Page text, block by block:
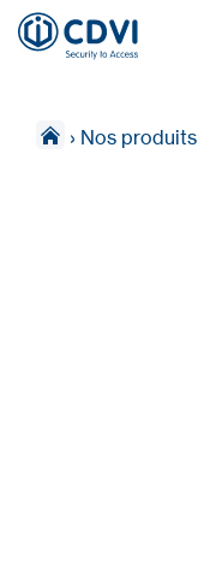
› Nos produits